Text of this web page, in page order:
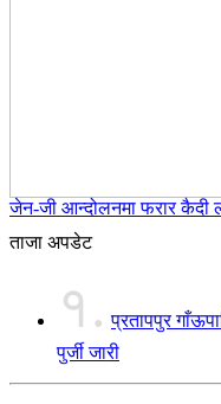
जेन-जी आन्दोलनमा फरार कैदी
ताजा अपडेट
१. प्रतापपुर
पुर्जी जारी